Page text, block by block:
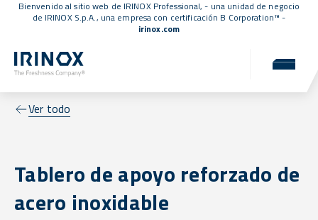
Bienvenido al sitio web de IRINOX Professional, - una unidad de negocio
de IRINOX S.p.A., una empresa con certificación B Corporation™ -
irinox.com
Ver todo
Tablero de apoyo reforzado de
acero inoxidable